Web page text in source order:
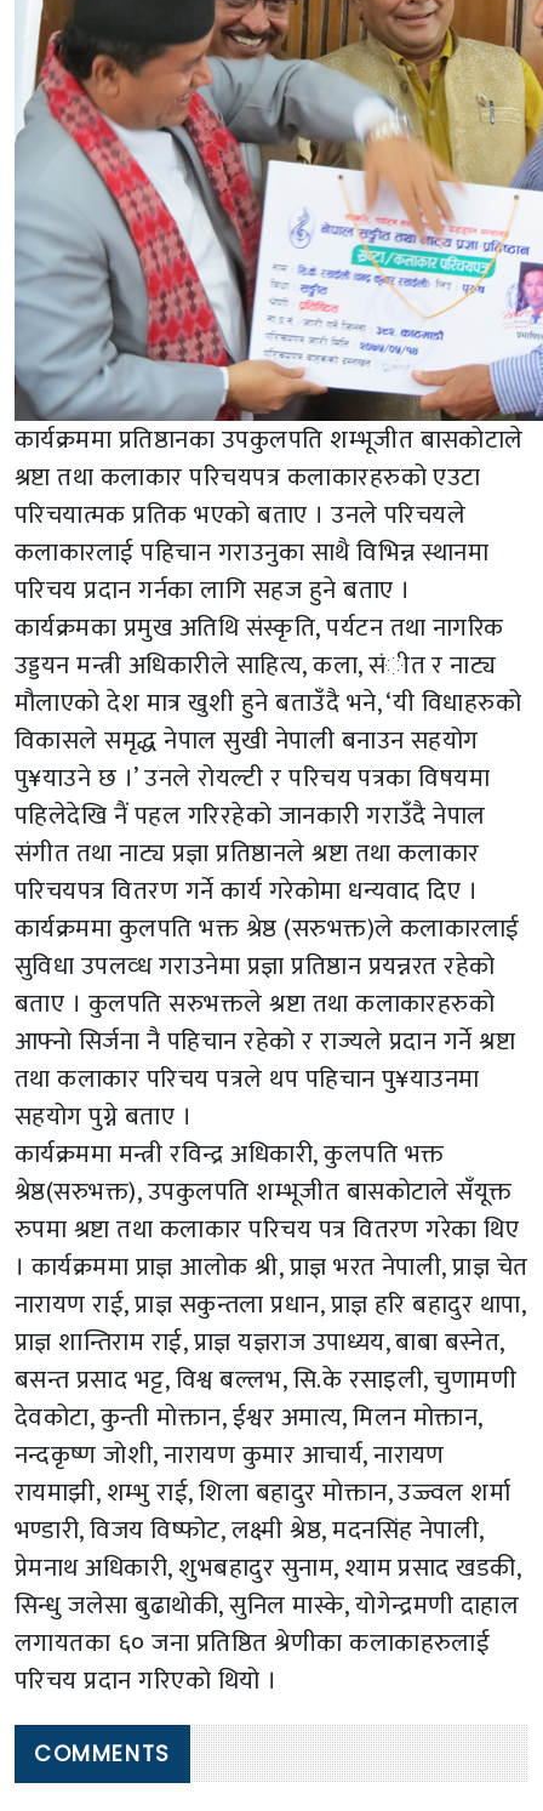
कार्यक्रममा प्रतिष्ठानका उपकुलपति शम्भूजीत बासकोटाले
श्रष्टा तथा कलाकार परिचयपत्र कलाकारहरुको एउटा
परिचयात्मक प्रतिक भएको बताए । उनले परिचयले
कलाकारलाई पहिचान गराउनुका साथै विभिन्न स्थानमा
परिचय प्रदान गर्नका लागि सहज हुने बताए ।
कार्यक्रमका प्रमुख अतिथि संस्कृति, पर्यटन तथा नागरिक
उड्डयन मन्त्री अधिकारीले साहित्य, कला, संीत र नाट्य
मौलाएको देश मात्र खुशी हुने बताउँदै भने, ‘यी विधाहरुको
विकासले समृद्ध नेपाल सुखी नेपाली बनाउन सहयोग
पु¥याउने छ ।’ उनले रोयल्टी र परिचय पत्रका विषयमा
पहिलेदेखि नैं पहल गरिरहेको जानकारी गराउँदै नेपाल
संगीत तथा नाट्य प्रज्ञा प्रतिष्ठानले श्रष्टा तथा कलाकार
परिचयपत्र वितरण गर्ने कार्य गरेकोमा धन्यवाद दिए ।
कार्यक्रममा कुलपति भक्त श्रेष्ठ (सरुभक्त)ले कलाकारलाई
सुविधा उपलव्ध गराउनेमा प्रज्ञा प्रतिष्ठान प्रयन्नरत रहेको
बताए । कुलपति सरुभक्तले श्रष्टा तथा कलाकारहरुको
आफ्नो सिर्जना नै पहिचान रहेको र राज्यले प्रदान गर्ने श्रष्टा
तथा कलाकार परिचय पत्रले थप पहिचान पु¥याउनमा
सहयोग पुग्ने बताए ।
कार्यक्रममा मन्त्री रविन्द्र अधिकारी, कुलपति भक्त
श्रेष्ठ(सरुभक्त), उपकुलपति शम्भूजीत बासकोटाले सँयूक्त
रुपमा श्रष्टा तथा कलाकार परिचय पत्र वितरण गरेका थिए
। कार्यक्रममा प्राज्ञ आलोक श्री, प्राज्ञ भरत नेपाली, प्राज्ञ चेत
नारायण राई, प्राज्ञ सकुन्तला प्रधान, प्राज्ञ हरि बहादुर थापा,
प्राज्ञ शान्तिराम राई, प्राज्ञ यज्ञराज उपाध्यय, बाबा बस्नेत,
बसन्त प्रसाद भट्ट, विश्व बल्लभ, सि.के रसाइली, चुणामणी
देवकोटा, कुन्ती मोक्तान, ईश्वर अमात्य, मिलन मोक्तान,
नन्दकृष्ण जोशी, नारायण कुमार आचार्य, नारायण
रायमाझी, शम्भु राई, शिला बहादुर मोक्तान, उज्ज्वल शर्मा
भण्डारी, विजय विष्फोट, लक्ष्मी श्रेष्ठ, मदनसिंह नेपाली,
प्रेमनाथ अधिकारी, शुभबहादुर सुनाम, श्याम प्रसाद खडकी,
सिन्धु जलेसा बुढाथोकी, सुनिल मास्के, योगेन्द्रमणी दाहाल
लगायतका ६० जना प्रतिष्ठित श्रेणीका कलाकाहरुलाई
परिचय प्रदान गरिएको थियो ।
COMMENTS